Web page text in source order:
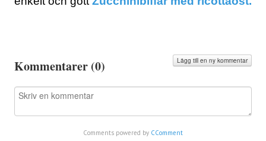
Kommentarer (0) Lägg till en ny kommentar
Comments powered by CComment